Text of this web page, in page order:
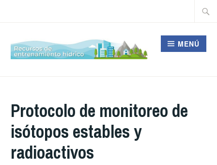
MENÚ
6,
2021
Protocolo de monitoreo de
isótopos estables y
radioactivos